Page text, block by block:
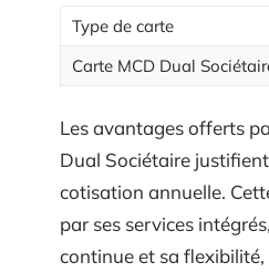
Type de carte
Carte MCD Dual
Les avantages offerts
Dual Sociétaire
cotisation annuelle.
par ses services
continue et sa